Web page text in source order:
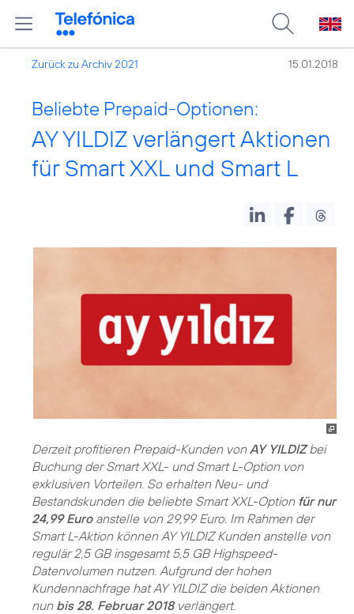
Zurück zu Archiv 2021 15.01.2018
Beliebte Prepaid-Optionen:
AY YILDIZ verlängert Aktionen
für Smart XXL und Smart L
Derzeit profitieren Prepaid-Kunden vonAY YILDIZbei
Buchung der Smart XXL- und Smart L-Option von
exklusiven Vorteilen. So erhalten Neu- und
Bestandskunden die beliebte Smart XXL-Option für nur
24,99 Euroanstelle von 29,99 Euro. Im Rahmen der
Smart L-Aktion können AY YILDIZ Kunden anstelle von
regulär 2,5 GB insgesamt 5,5 GB Highspeed-
Datenvolumen nutzen. Aufgrund der hohen
Kundennachfrage hat AY YILDIZ die beiden Aktionen
nun bis 28. Februar 2018verlängert.